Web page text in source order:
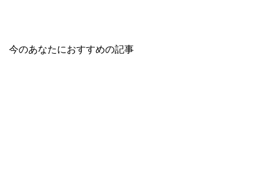
今のあなたにおすすめの記事